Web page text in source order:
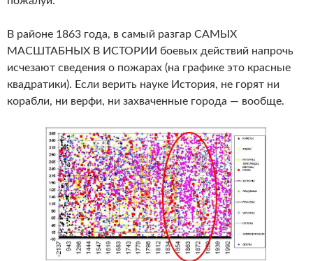
В районе 1863 года, в самый разгар САМЫХ
МАСШТАБНЫХ В ИСТОРИИ боевых действий напрочь
исчезают сведения о пожарах (на графике это красные
квадратики). Если верить науке История, не горят ни
корабли, ни верфи, ни захваченные города — вообще.